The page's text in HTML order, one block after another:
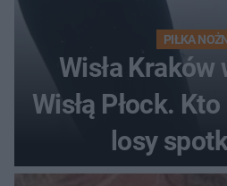
PIŁKA
Wisła Kraków
Wisłą Płock.
losy